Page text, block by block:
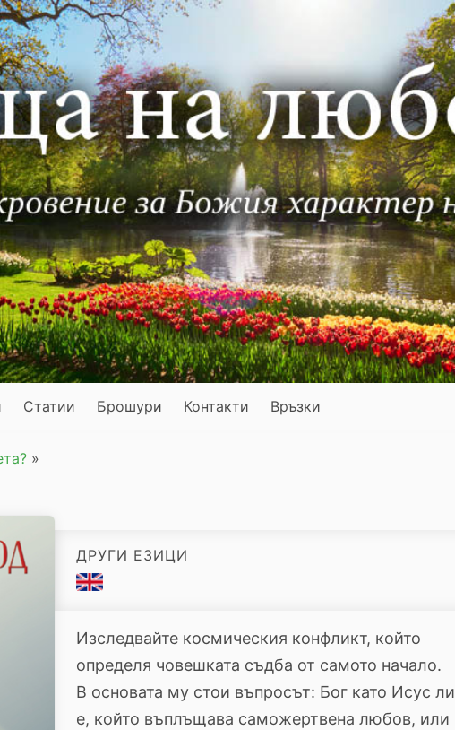
Статии Брошури Контакти Връзки
»
ДРУГИ ЕЗИЦИ
Изследвайте космическия конфликт, който
определя човешката съдба от самото начало.
В основата му стои въпросът: Бог като Исус ли
е, който въплъщава саможертвена любов, или